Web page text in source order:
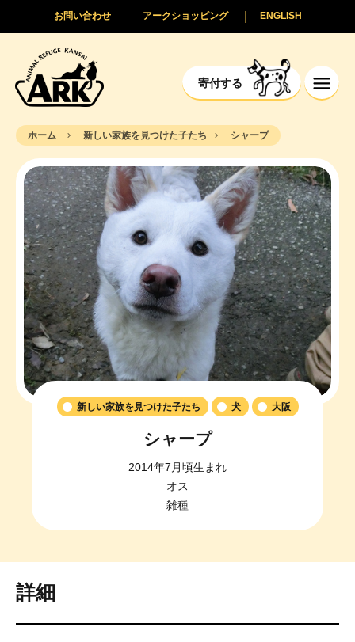
寄付する
ENGLISH
アークショッピング
お問い合わせ
ホーム 新しい家族を見つけた子たち シャープ
新しい家族を見つけた子たち 犬 大阪
シャープ
2014年7月頃生まれ
オス
雑種
詳細